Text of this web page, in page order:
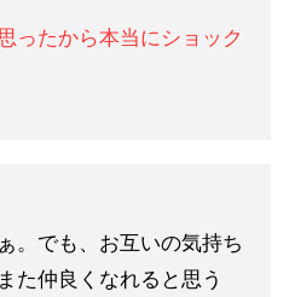
ったから本当にショック
。でも、お互いの気持ち
た仲良くなれると思う